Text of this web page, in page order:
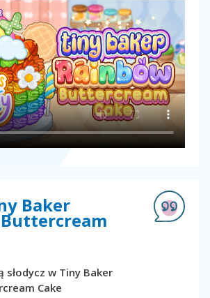
Baker
słodycz w Tiny Baker
Cake